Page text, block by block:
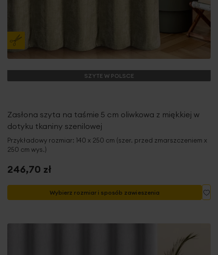
SZYTE W POLSCE
Zasłona szyta na taśmie 5 cm oliwkowa z miękkiej w
dotyku tkaniny szenilowej
Przykładowy rozmiar: 140 x 250 cm (szer. przed zmarszczeniem x
250 cm wys.)
246,70 zł
Wybierz rozmiar i sposób zawieszenia